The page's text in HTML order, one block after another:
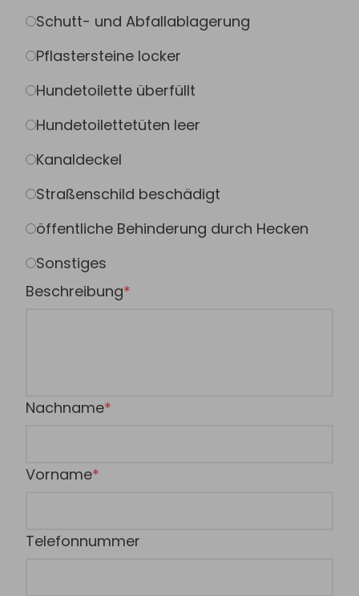
Schutt- und Abfallablagerung
Pflastersteine locker
Hundetoilette überfüllt
Hundetoilettetüten leer
Kanaldeckel
Straßenschild beschädigt
öffentliche Behinderung durch Hecken
Sonstiges
Beschreibung
Nachname
Vorname
Telefonnummer